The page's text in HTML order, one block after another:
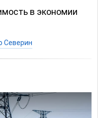
в экономии
Северин